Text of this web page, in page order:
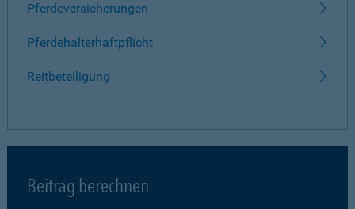
Pferdeversicherungen
Pferdehalterhaftpflicht
Reitbeteiligung
Beitrag berechnen